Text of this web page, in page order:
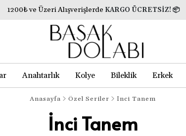
1200₺ ve Üzeri Alışverişlerde KARGO ÜCRETSİZ! 📦
Anahtarlık Kolye Bileklik Erkek
Anasayfa Özel Seriler İnci Tanem
İnci Tanem